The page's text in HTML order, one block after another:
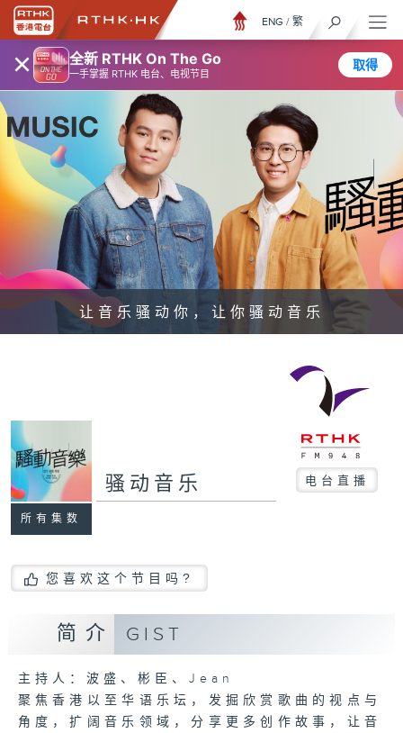
× 全新 RTHK On The Go
一手掌握 RTHK 电台、电视节目
取得
ENG / 繁
让音乐骚动你，让你骚动音乐
所有集数
骚动音乐 电台直播
您喜欢这个节目吗?
简介 GIST
主持人：波盛、彬臣、Jean
聚焦香港以至华语乐坛，发掘欣赏歌曲的视点与
角度，扩阔音乐领域，分享更多创作故事，让音